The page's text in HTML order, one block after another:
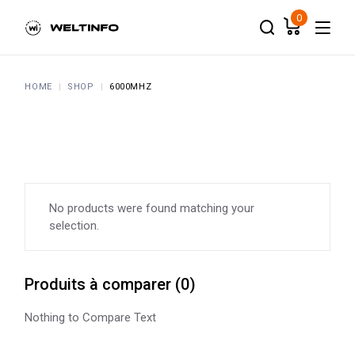
content
0
HOME SHOP 6000MHZ
No products were found matching your
selection.
Produits à comparer (0)
Nothing to Compare Text